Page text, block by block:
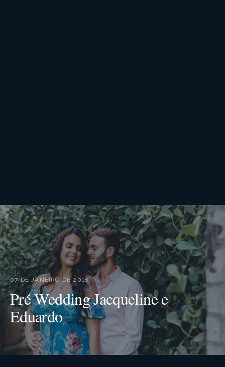
07 DE JANEIRO DE 2018
Pré Wedding Jacqueline e
Eduardo